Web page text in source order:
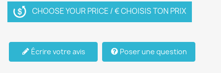
CHOOSE YOUR PRICE / € CHOISIS TON PRIX
Écrire votre avis Poser une question